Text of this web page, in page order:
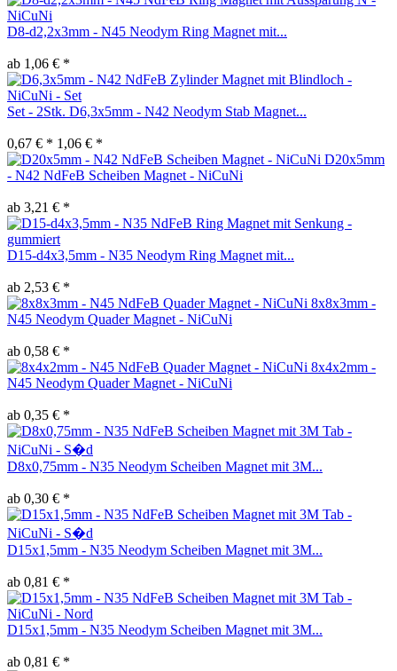
D8-d2,2x3mm - N45 Neodym Ring Magnet mit...
ab 1,06 € *
Set - 2Stk. D6,3x5mm - N42 Neodym Stab Magnet...
0,67 € * 1,06 € *
D20x5mm
- N42 NdFeB Scheiben Magnet - NiCuNi
ab 3,21 € *
D15-d4x3,5mm - N35 Neodym Ring Magnet mit...
ab 2,53 € *
8x8x3mm -
N45 Neodym Quader Magnet - NiCuNi
ab 0,58 € *
8x4x2mm -
N45 Neodym Quader Magnet - NiCuNi
ab 0,35 € *
D8x0,75mm - N35 Neodym Scheiben Magnet mit 3M...
ab 0,30 € *
D15x1,5mm - N35 Neodym Scheiben Magnet mit 3M...
ab 0,81 € *
D15x1,5mm - N35 Neodym Scheiben Magnet mit 3M...
ab 0,81 € *